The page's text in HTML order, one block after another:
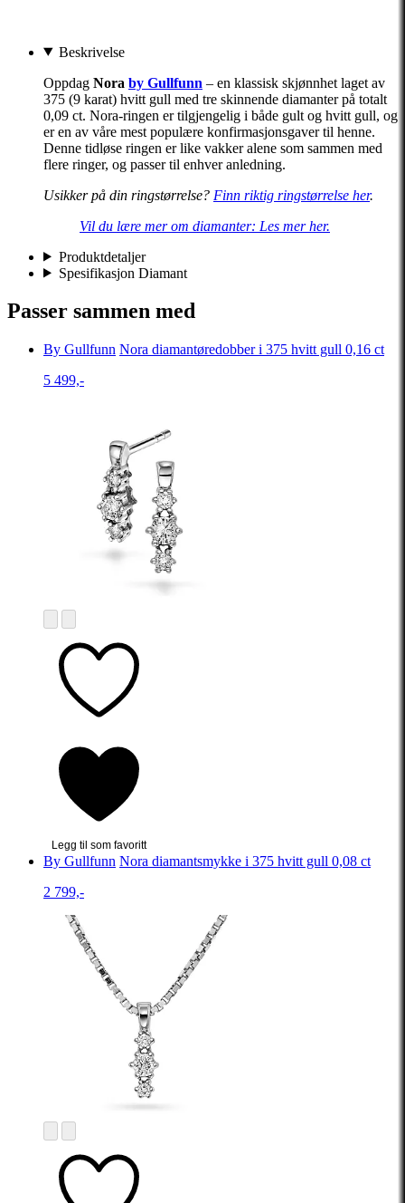
Beskrivelse
Oppdag Nora by Gullfunn – en klassisk skjønnhet laget av
375 (9 karat) hvitt gull med tre skinnende diamanter på totalt
0,09 ct. Nora-ringen er tilgjengelig i både gult og hvitt gull, og
er en av våre mest populære konfirmasjonsgaver til henne.
Denne tidløse ringen er like vakker alene som sammen med
flere ringer, og passer til enhver anledning.
Usikker på din ringstørrelse? Finn riktig ringstørrelse her.
Vil du lære mer om diamanter: Les mer her.
Produktdetaljer
Spesifikasjon Diamant
Passer sammen med
By Gullfunn Nora diamantøredobber i 375 hvitt gull 0,16 ct
5 499,-
Legg til som favoritt
By Gullfunn Nora diamantsmykke i 375 hvitt gull 0,08 ct
2 799,-